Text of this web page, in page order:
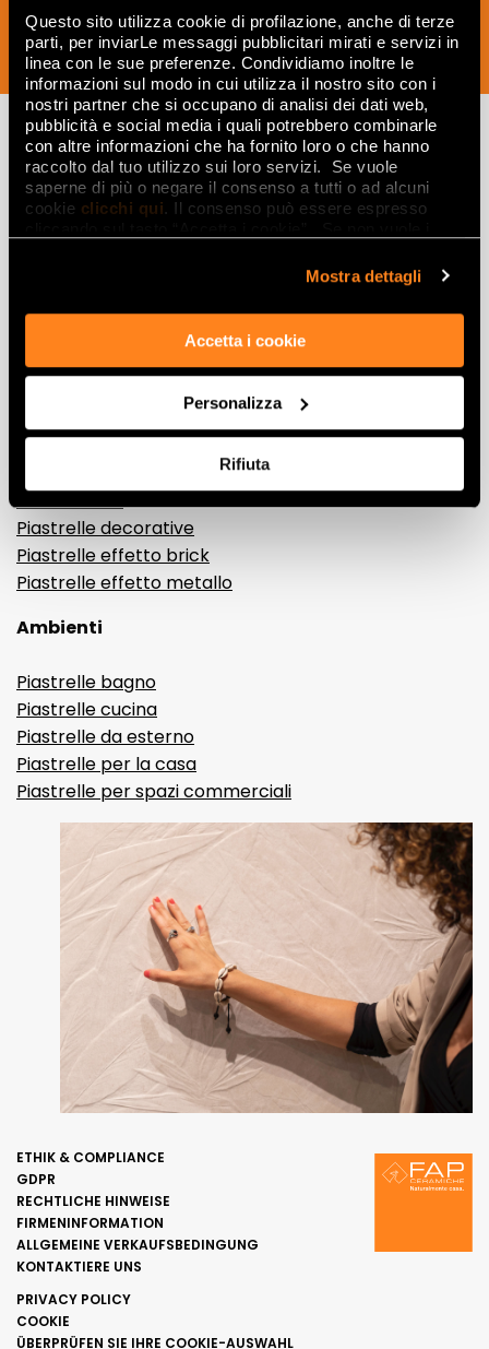
Questo sito utilizza cookie di profilazione, anche di terze
parti, per inviarLe messaggi pubblicitari mirati e servizi in
linea con le sue preferenze. Condividiamo inoltre le
informazioni sul modo in cui utilizza il nostro sito con i
nostri partner che si occupano di analisi dei dati web,
pubblicità e social media i quali potrebbero combinarle
con altre informazioni che ha fornito loro o che hanno
raccolto dal tuo utilizzo sui loro servizi. Se vuole
saperne di più o negare il consenso a tutti o ad alcuni
cookie clicchi qui. Il consenso può essere espresso
Mostra dettagli
Accetta i cookie
Personalizza
Rifiuta
JETZT ABONNIEREN
Lasciati
ispirare
Gres porcellanato effetto marmo
Gres porcellanato effetto pietra
Gres porcellanato effetto resina e cemento
Piastrelle decorative
Piastrelle effetto brick
Piastrelle effetto metallo
Ambienti
Piastrelle bagno
Piastrelle cucina
Piastrelle da esterno
Piastrelle per la casa
Piastrelle per spazi commerciali
ETHIK & COMPLIANCE
GDPR
RECHTLICHE HINWEISE
FIRMENINFORMATION
ALLGEMEINE VERKAUFSBEDINGUNG
KONTAKTIERE UNS
PRIVACY POLICY
COOKIE
ÜBERPRÜFEN SIE IHRE COOKIE-AUSWAHL